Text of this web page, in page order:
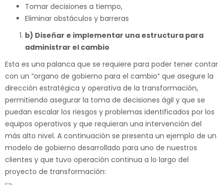
Tomar decisiones a tiempo,
Eliminar obstáculos y barreras
b) Diseñar e implementar una estructura para
administrar el cambio
Esta es una palanca que se requiere para poder tener contar
con un “organo de gobierno para el cambio” que asegure la
dirección estratégica y operativa de la transformación,
permitiendo asegurar la toma de decisiones ágil y que se
puedan escalar los riesgos y problemas identificados por los
equipos operativos y que requieran una intervención del
más alto nivel. A continuación se presenta un ejemplo de un
modelo de gobierno desarrollado para uno de nuestros
clientes y que tuvo operación continua a lo largo del
proyecto de transformación: